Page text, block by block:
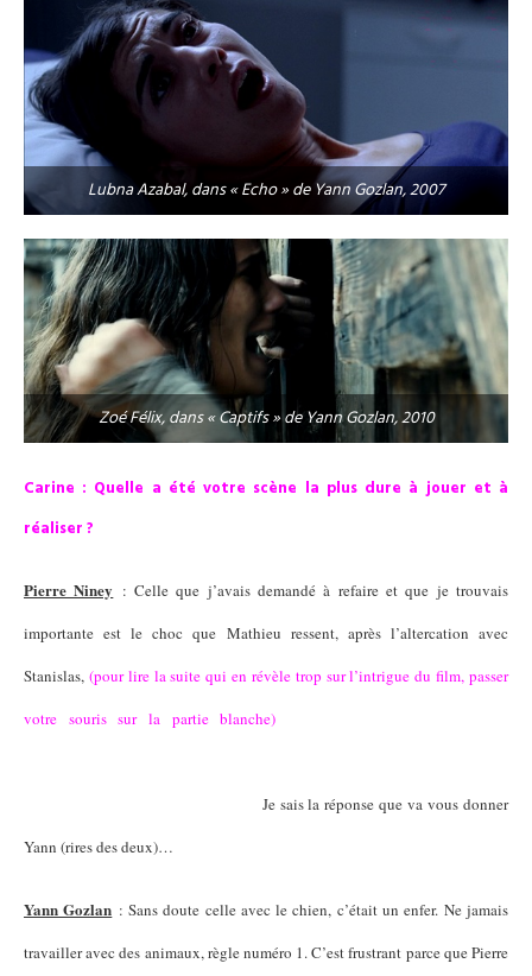
Lubna Azabal, dans « Echo » de Yann Gozlan, 2007
Zoé Félix, dans « Captifs » de Yann Gozlan, 2010
Carine : Quelle a été votre scène la plus dure à jouer et à
réaliser ?
Pierre Niney : Celle que j’avais demandé à refaire et que je trouvais
importante est le choc que Mathieu ressent, après l’altercation avec
Stanislas, (pour lire la suite qui en révèle trop sur l’intrigue du film, passer
votre souris sur la partie blanche)
Je sais la réponse que va vous donner
Yann (rires des deux)…
Yann Gozlan : Sans doute celle avec le chien, c’était un enfer. Ne jamais
travailler avec des animaux, règle numéro 1. C’est frustrant parce que Pierre